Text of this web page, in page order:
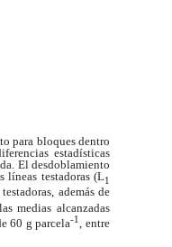
para bloques dentro
estadísticas
El desdoblamiento
líneas testadoras (L1
además de
medias alcanzadas
60 g parcela-1 , entre